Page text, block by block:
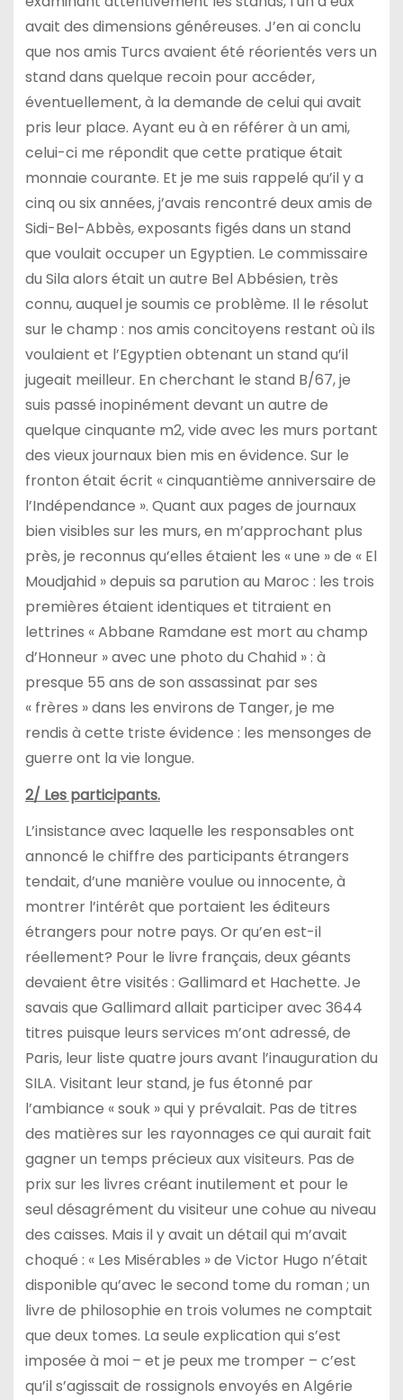
avait des dimensions généreuses. J’en ai conclu
que nos amis Turcs avaient été réorientés vers un
stand dans quelque recoin pour accéder,
éventuellement, à la demande de celui qui avait
pris leur place. Ayant eu à en référer à un ami,
celui-ci me répondit que cette pratique était
monnaie courante. Et je me suis rappelé qu’il y a
cinq ou six années, j’avais rencontré deux amis de
Sidi-Bel-Abbès, exposants figés dans un stand
que voulait occuper un Egyptien. Le commissaire
du Sila alors était un autre Bel Abbésien, très
connu, auquel je soumis ce problème. Il le résolut
sur le champ : nos amis concitoyens restant où ils
voulaient et l’Egyptien obtenant un stand qu’il
jugeait meilleur. En cherchant le stand B/67, je
suis passé inopinément devant un autre de
quelque cinquante m2, vide avec les murs portant
des vieux journaux bien mis en évidence. Sur le
fronton était écrit « cinquantième anniversaire de
l’Indépendance ». Quant aux pages de journaux
bien visibles sur les murs, en m’approchant plus
près, je reconnus qu’elles étaient les « une » de « El
Moudjahid » depuis sa parution au Maroc : les trois
premières étaient identiques et titraient en
lettrines « Abbane Ramdane est mort au champ
d’Honneur » avec une photo du Chahid » : à
presque 55 ans de son assassinat par ses
« frères » dans les environs de Tanger, je me
rendis à cette triste évidence : les mensonges de
guerre ont la vie longue.
2/ Les participants.
L’insistance avec laquelle les responsables ont
annoncé le chiffre des participants étrangers
tendait, d’une manière voulue ou innocente, à
montrer l’intérêt que portaient les éditeurs
étrangers pour notre pays. Or qu’en est-il
réellement? Pour le livre français, deux géants
devaient être visités : Gallimard et Hachette. Je
savais que Gallimard allait participer avec 3644
titres puisque leurs services m’ont adressé, de
Paris, leur liste quatre jours avant l’inauguration du
SILA. Visitant leur stand, je fus étonné par
l’ambiance « souk » qui y prévalait. Pas de titres
des matières sur les rayonnages ce qui aurait fait
gagner un temps précieux aux visiteurs. Pas de
prix sur les livres créant inutilement et pour le
seul désagrément du visiteur une cohue au niveau
des caisses. Mais il y avait un détail qui m’avait
choqué : « Les Misérables » de Victor Hugo n’était
disponible qu’avec le second tome du roman ; un
livre de philosophie en trois volumes ne comptait
que deux tomes. La seule explication qui s’est
imposée à moi – et je peux me tromper – c’est
qu’il s’agissait de rossignols envoyés en Algérie